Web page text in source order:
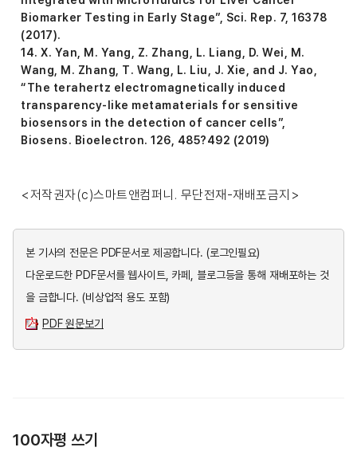
Biomarker Testing in Early Stage”, Sci. Rep. 7, 16378
(2017).
14. X. Yan, M. Yang, Z. Zhang, L. Liang, D. Wei, M.
Wang, M. Zhang, T. Wang, L. Liu, J. Xie, and J. Yao,
“The terahertz electromagnetically induced
transparency-like metamaterials for sensitive
biosensors in the detection of cancer cells”,
Biosens. Bioelectron. 126, 485?492 (2019)
<저작권자(c)스마트앤컴퍼니. 무단전재-재배포금지>
본 기사의 전문은 PDF문서로 제공합니다. (로그인필요)
다운로드한 PDF문서를 웹사이트, 카페, 블로그등을 통해 재배포하는 것
을 금합니다. (비상업적 용도 포함)
PDF 원문보기
100자평 쓰기